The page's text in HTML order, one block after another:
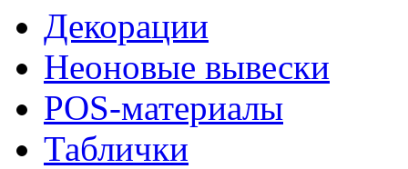
Декорации
Неоновые вывески
POS-материалы
Таблички